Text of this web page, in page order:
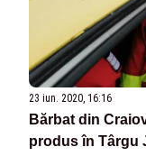
23 iun. 2020, 16:16
Bărbat din
produs în Târgu